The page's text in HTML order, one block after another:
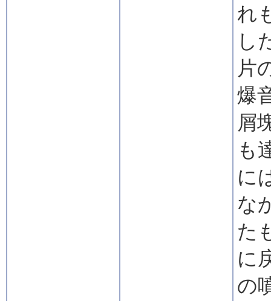
れ
し
片
爆
屑
も
に
な
た
に
の